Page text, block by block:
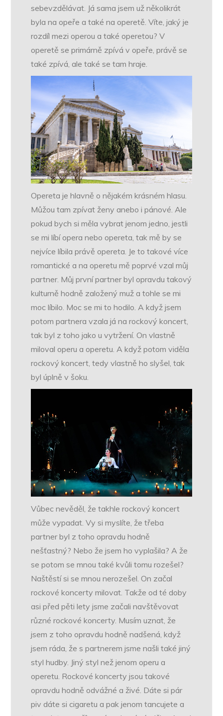
sebevzdělávat. Já sama jsem už několikrát
byla na opeře a také na operetě. Víte, jaký je
rozdíl mezi operou a také operetou? V
operetě se primárně zpívá v opeře, právě se
také zpívá, ale také se tam hraje.
Opereta je hlavně o nějakém krásném hlasu.
Můžou tam zpívat ženy anebo i pánové. Ale
pokud bych si měla vybrat jenom jedno, jestli
se mi líbí opera nebo opereta, tak mě by se
nejvíce líbila právě opereta. Je to takové více
romantické a na operetu mě poprvé vzal můj
partner. Můj první partner byl opravdu takový
kulturně hodně založený muž a tohle se mi
moc líbilo. Moc se mi to hodilo. A když jsem
potom partnera vzala já na rockový koncert,
tak byl z toho jako u vytržení. On vlastně
miloval operu a operetu. A když potom viděla
rockový koncert, tedy vlastně ho slyšel, tak
byl úplně v šoku.
Vůbec nevěděl, že takhle rockový koncert
může vypadat. Vy si myslíte, že třeba
partner byl z toho opravdu hodně
nešťastný? Nebo že jsem ho vyplašila? A že
se potom se mnou také kvůli tomu rozešel?
Naštěstí si se mnou nerozešel. On začal
rockové koncerty milovat. Takže od té doby
asi před pěti lety jsme začali navštěvovat
různé rockové koncerty. Musím uznat, že
jsem z toho opravdu hodně nadšená, když
jsem ráda, že s partnerem jsme našli také jiný
styl hudby. Jiný styl než jenom operu a
operetu. Rockové koncerty jsou takové
opravdu hodně odvážné a živé. Dáte si pár
piv dáte si cigaretu a pak jenom tancujete a